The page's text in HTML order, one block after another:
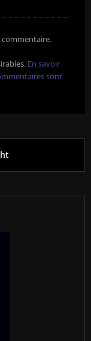
En savoir
sont